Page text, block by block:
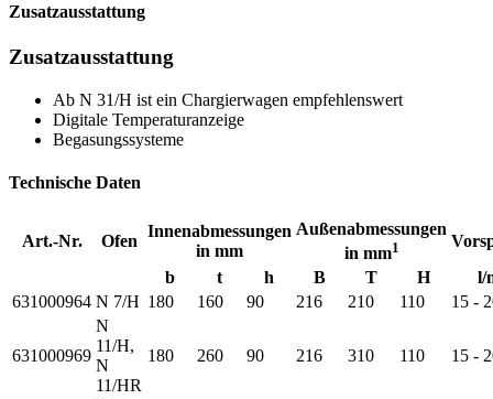
Zusatzausstattung
Zusatzausstattung
Ab N 31/H ist ein Chargierwagen empfehlenswert
Digitale Temperaturanzeige
Begasungssysteme
Technische Daten
Art.-Nr. Ofen
Innenabmessungen
in mm
Außenabmessungen
in mm1
b
t h B T H
l/
631000964 N 7/H 180 160 90 216 210 110 15 -
631000969
N
11/H,
N
11/HR
180 260 90 216 310 110 15 -